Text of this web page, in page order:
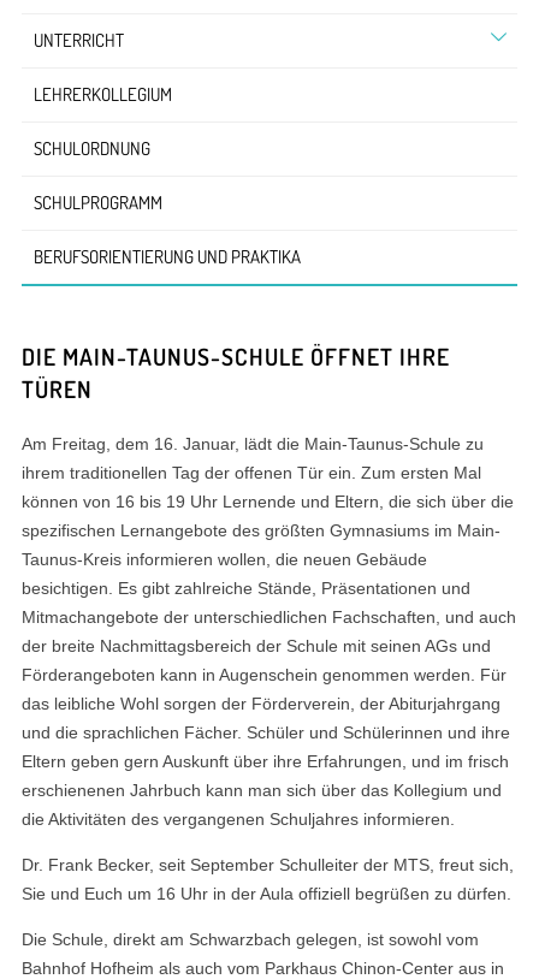
UNTERRICHT
LEHRERKOLLEGIUM
SCHULORDNUNG
SCHULPROGRAMM
BERUFSORIENTIERUNG UND PRAKTIKA
DIE MAIN-TAUNUS-SCHULE ÖFFNET IHRE
TÜREN
Am Freitag, dem 16. Januar, lädt die Main-Taunus-Schule zu
ihrem traditionellen Tag der offenen Tür ein. Zum ersten Mal
können von 16 bis 19 Uhr Lernende und Eltern, die sich über die
spezifischen Lernangebote des größten Gymnasiums im Main-
Taunus-Kreis informieren wollen, die neuen Gebäude
besichtigen. Es gibt zahlreiche Stände, Präsentationen und
Mitmachangebote der unterschiedlichen Fachschaften, und auch
der breite Nachmittagsbereich der Schule mit seinen AGs und
Förderangeboten kann in Augenschein genommen werden. Für
das leibliche Wohl sorgen der Förderverein, der Abiturjahrgang
und die sprachlichen Fächer. Schüler und Schülerinnen und ihre
Eltern geben gern Auskunft über ihre Erfahrungen, und im frisch
erschienenen Jahrbuch kann man sich über das Kollegium und
die Aktivitäten des vergangenen Schuljahres informieren.
Dr. Frank Becker, seit September Schulleiter der MTS, freut sich,
Sie und Euch um 16 Uhr in der Aula offiziell begrüßen zu dürfen.
Die Schule, direkt am Schwarzbach gelegen, ist sowohl vom
Bahnhof Hofheim als auch vom Parkhaus Chinon-Center aus in